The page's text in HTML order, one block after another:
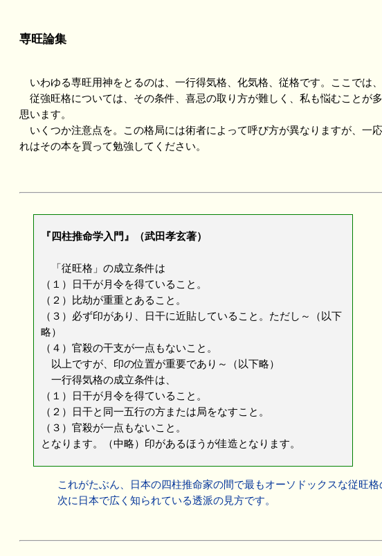
専旺論集
いわゆる専旺用神をとるのは、一行得気格、化気格、従格です。ここでは
従強旺格については、その条件、喜忌の取り方が難しく、私も悩むことが
思います。
いくつか注意点を。この格局には術者によって呼び方が異なりますが、一
れはその本を買って勉強してください。
『四柱推命学入門』（武田孝玄著）
「従旺格」の成立条件は
（１）日干が月令を得ていること。
（２）比劫が重重とあること。
（３）必ず印があり、日干に近貼していること。ただし～（以下
略）
（４）官殺の干支が一点もないこと。
以上ですが、印の位置が重要であり～（以下略）
一行得気格の成立条件は、
（１）日干が月令を得ていること。
（２）日干と同一五行の方または局をなすこと。
（３）官殺が一点もないこと。
となります。（中略）印があるほうが佳造となります。
これがたぶん、日本の四柱推命家の間で最もオーソドックスな従旺格
次に日本で広く知られている透派の見方です。